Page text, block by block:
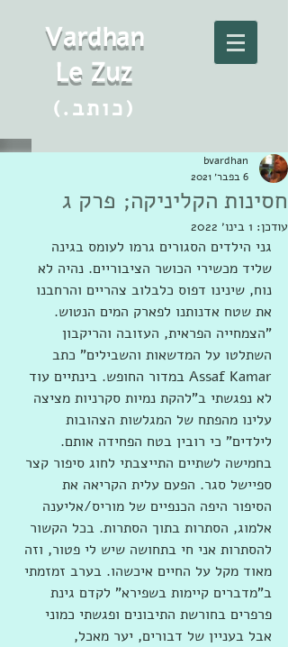
Vardhan
Le Zuz
(.כותב)
חסינות הקליניקה; פרק ג
bvardhan
6 בפבר׳ 2021
עודכן: 1 בינו׳ 2022
גני הילדים הסגורים גרמו לעומס בגינה
שליד מכשירי הכושר הציבוריים. נהיה לא
נוח, שינינו דפוס כלבלוב צהריים והרחבנו
את שטח אדנותנו לפארק המים הנטוש.
"הצמחייה הפראית, העזובה והריקבון
השתלטו על המדשאות והשבילים" כתב
Assaf Kamar במדור החופש. בינתיים עוד
לא נפגשתי ב"להקת נמיות סקרניות מציצה
עלינו מהפתח של המגלשות הצהובות
לילדים" כי רובין בטח הפחידה אותם.
בחמישה לשתיים התייצבתי לחוג סיפור קצר
ספיישל סגר. הפעם עלית הקריאה את
הסיפור היפה הכנפיים של מוריס/אליענה
אלמוג, הסתרות בתוך הסתרות. בכל הקשור
להסתרות אני חי בתחושה שיש לי פטור, וזה
מאוד מקל על החיים איכשהו. בערב זמזמתי
ב"מדברים קיימות בשפירא" לקדם גינת
פרפרים בחורשת התיבונים ופגשתי כמוני
אבל בעניין של דבורים, יער מאכל,